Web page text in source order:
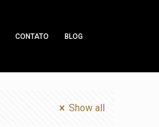
CONTATO BLOG
Show all